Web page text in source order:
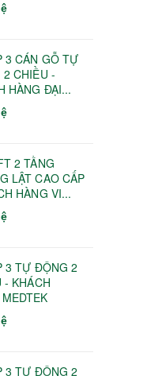
3 CÁN GỖ TỰ
CHIỀU -
HÀNG ĐẠI...
2 TẦNG
LẬT CAO CẤP
HÀNG VI...
3 TỰ ĐỘNG 2
- KHÁCH
3 TỰ ĐỘNG 2